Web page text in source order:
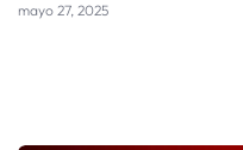
mayo 27, 2025